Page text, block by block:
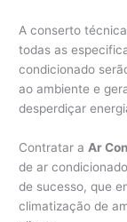
A conserto
todas as
condicionado
ao ambiente e
desperdiçar
Contratar a Ar
de ar
de sucesso, que
climatização de